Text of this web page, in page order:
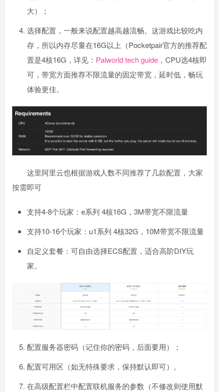
大）；
选择配置，一般来说配置越高越流畅。这游戏比较吃内
存，所以内存尽量在16G以上（Pocketpair官方的推荐配
置是4核16G，详见： Palworld tech guide ，CPU选4核即
可，带宽方面推荐不限流量的固定带宽，延时低，畅玩
体验更佳。
这里阿里云也根据游戏人数不同推荐了几款配置，大家
按需即可
支持4-8个玩家：e系列 4核16G，3M带宽不限流量
支持10-16个玩家：u1系列 4核32G，10M带宽不限流量
自定义套餐：可自由选择ECS配置，适合高阶DIY玩
家。
配置服务器密码（记住你的密码，后面要用）；
配置可用区（如无特殊要求，保持默认即可）。
在高级配置栏中配置联机服务的参数（不修改则使用默